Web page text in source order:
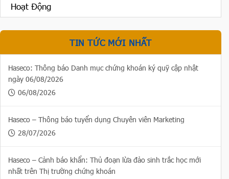
Hoạt Động
TIN TỨC MỚI NHẤT
Haseco: Thông báo Danh mục chứng khoán ký quỹ cập nhật
ngày 06/08/2026
06/08/2026
Haseco – Thông báo tuyển dụng Chuyên viên Marketing
28/07/2026
Haseco – Cảnh báo khẩn: Thủ đoạn lừa đảo sinh trắc học mới
nhất trên Thị trường chứng khoán